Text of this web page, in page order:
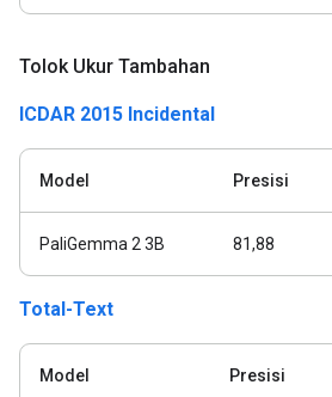
Tolok Ukur Tambahan
ICDAR 2015 Incidental
Model Presisi
PaliGemma 2 3B 81,88
Total-Text
Model Presisi